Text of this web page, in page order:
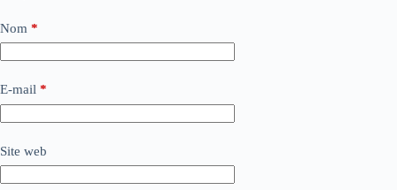
Nom *
E-mail *
Site web